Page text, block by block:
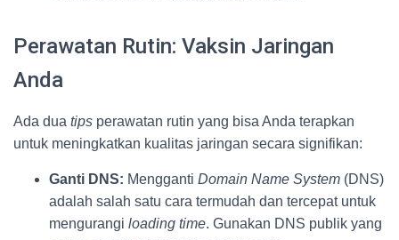
Perawatan Rutin: Vaksin Jaringan
Anda
Ada dua tips perawatan rutin yang bisa Anda terapkan
untuk meningkatkan kualitas jaringan secara signifikan:
Ganti DNS: Mengganti Domain Name System (DNS)
adalah salah satu cara termudah dan tercepat untuk
mengurangi loading time. Gunakan DNS publik yang